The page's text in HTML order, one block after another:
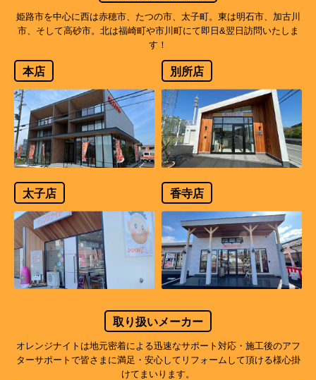
姫路市を中心に西は赤穂市、たつの市、太子町。東は明石市、加古川
市、そして高砂市。北は福崎町や市川町にて即日&翌日訪問いたしま
す！
本店 別所店
太子店 香寺店
取り扱いメーカー
オレンジナイトは地元密着による迅速なサポート対応・施工後のアフ
ターサポートで皆さまに満足・安心してリフォームして頂ける様心掛
けてまいります。